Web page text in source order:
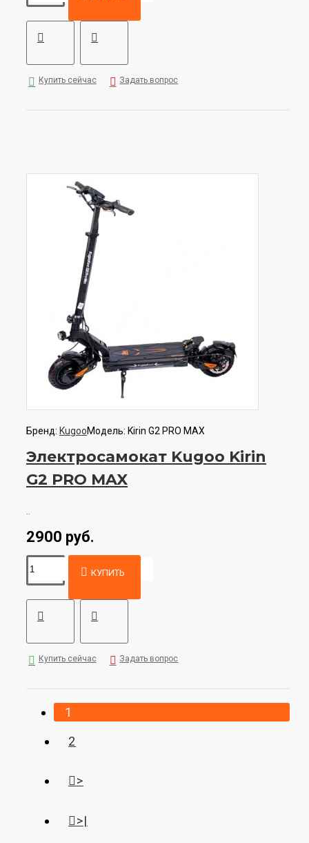
Купить сейчас Задать вопрос
Бренд: KugooМодель: Kirin G2 PRO MAX
Электросамокат Kugoo Kirin
G2 PRO MAX
2900 руб.
КУПИТЬ
Купить сейчас Задать вопрос
1
2
>
>|